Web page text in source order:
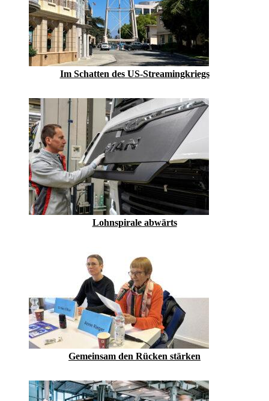
Im Schatten des US-Streamingkriegs
Lohnspirale abwärts
Gemeinsam den Rücken stärken